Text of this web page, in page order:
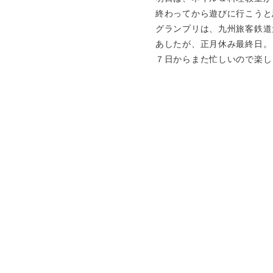
終わってから遊びに行こう
グランプリは、九州旅客鉄道
あしたが、正月休み最終日。
７日からまた忙しいので楽し